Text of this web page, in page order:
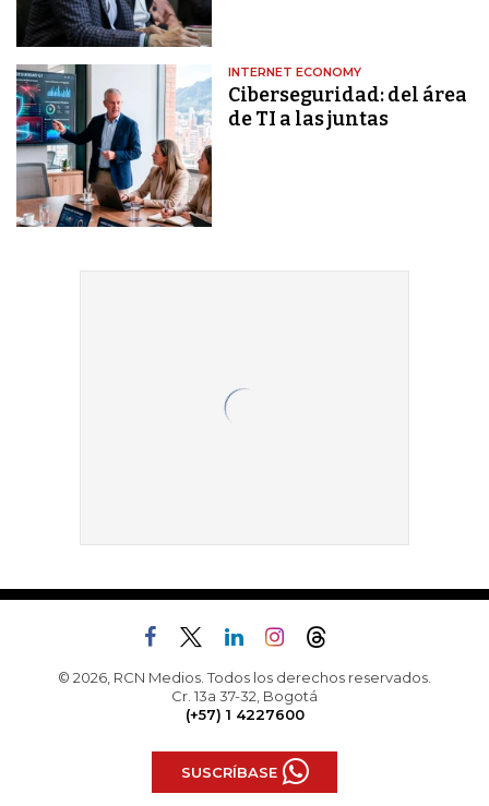
INTERNET ECONOMY
Ciberseguridad: del área
de TI a las juntas
© 2026, RCN Medios. Todos los derechos reservados.
Cr. 13a 37-32, Bogotá
(+57) 1 4227600
SUSCRÍBASE